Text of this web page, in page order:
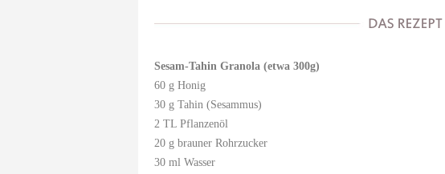
Sesam-Tahin Granola (etwa 300g)
60 g Honig
30 g Tahin (Sesammus)
2 TL Pflanzenöl
20 g brauner Rohrzucker
30 ml Wasser